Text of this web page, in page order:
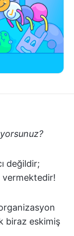
değildir;
biraz eskimiş